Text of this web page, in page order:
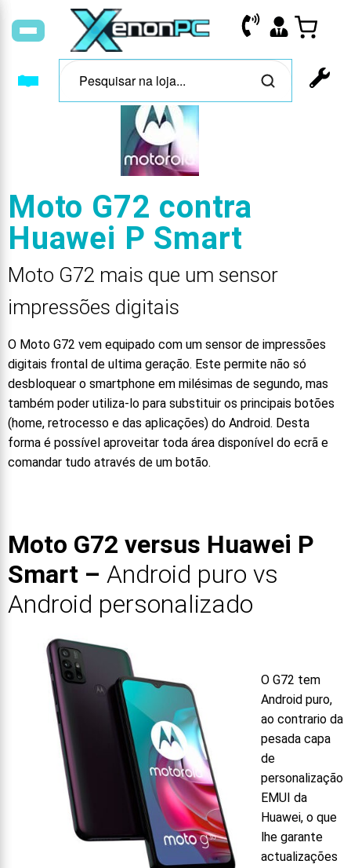
Moto G72 contra
Huawei P Smart
Moto G72 mais que um sensor
impressões digitais
O Moto G72 vem equipado com um sensor de impressões
digitais frontal de ultima geração. Este permite não só
desbloquear o smartphone em milésimas de segundo, mas
também poder utiliza-lo para substituir os principais botões
(home, retrocesso e das aplicações) do Android. Desta
forma é possível aproveitar toda área disponível do ecrã e
comandar tudo através de um botão.
Moto G72 versus Huawei P
Smart – Android puro vs
Android personalizado
O G72 tem
Android puro,
ao contrario da
pesada capa
de
personalização
EMUI da
Huawei, o que
lhe garante
actualizações